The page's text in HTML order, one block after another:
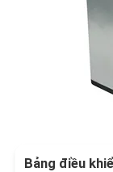
Bảng điều